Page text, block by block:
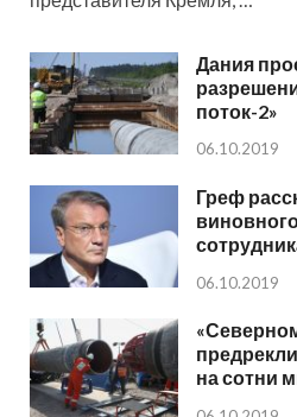
Дания
поток-2»
06.10.2019
Греф
06.10.2019
на сотни